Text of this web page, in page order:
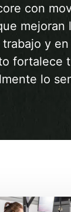
con
mejoran
y
fortalece
lo